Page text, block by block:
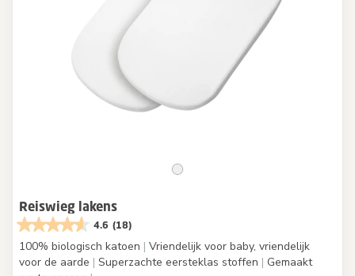
Reiswieg lakens
4.6 (18)
100% biologisch katoen | Vriendelijk voor baby, vriendelijk
voor de aarde | Superzachte eersteklas stoffen | Gemaakt